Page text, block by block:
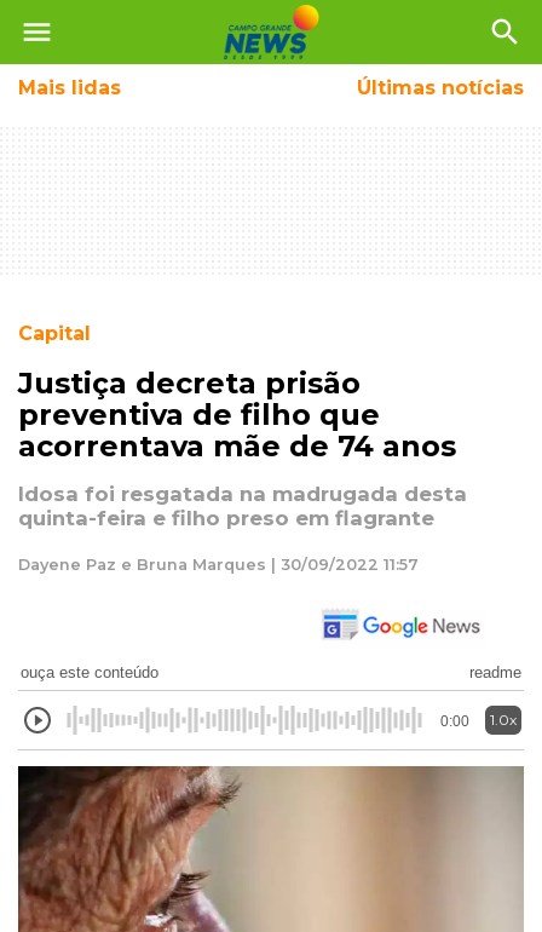
menu search
Mais lidas Últimas notícias
Capital
Justiça decreta prisão
preventiva de filho que
acorrentava mãe de 74 anos
Idosa foi resgatada na madrugada desta
quinta-feira e filho preso em flagrante
Dayene Paz e Bruna Marques | 30/09/2022 11:57
ouça este conteúdo readme
0:00 1.0x